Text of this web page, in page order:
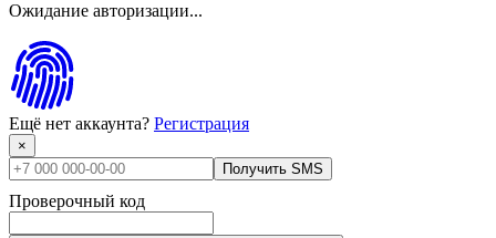
Ожидание авторизации...
Ещё нет аккаунта? Регистрация
×
Получить SMS
Проверочный код